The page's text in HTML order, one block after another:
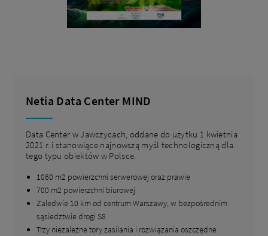
Netia Data Center MIND
Data Center w Jawczycach, oddane do użytku 1 kwietnia
2021 r. i stanowiące najnowszą myśl technologiczną dla
tego typu obiektów w Polsce.
1060 m2 powierzchni serwerowej oraz prawie
700 m2 powierzchni biurowej
Zaledwie 10 km od centrum Warszawy, w bezpośrednim
sąsiedztwie drogi S8
Trzy niezależne tory zasilania i rozwiązania oszczędne